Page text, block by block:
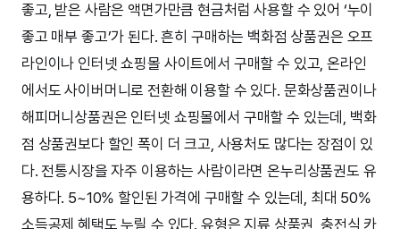
좋고, 받은 사람은 액면가만큼 현금처럼 사용할 수 있어 ‘누이
좋고 매부 좋고’가 된다. 흔히 구매하는 백화점 상품권은 오프
라인이나 인터넷 쇼핑몰 사이트에서 구매할 수 있고, 온라인
에서도 사이버머니로 전환해 이용할 수 있다. 문화상품권이나
해피머니상품권은 인터넷 쇼핑몰에서 구매할 수 있는데, 백화
점 상품권보다 할인 폭이 더 크고, 사용처도 많다는 장점이 있
다. 전통시장을 자주 이용하는 사람이라면 온누리상품권도 유
용하다. 5~10% 할인된 가격에 구매할 수 있는데, 최대 50%
소득공제 혜택도 누릴 수 있다. 유형은 지류 상품권, 충전식 카